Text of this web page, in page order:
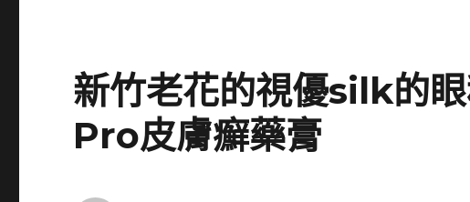
新竹老花的視優silk的
Pro皮膚癬藥膏